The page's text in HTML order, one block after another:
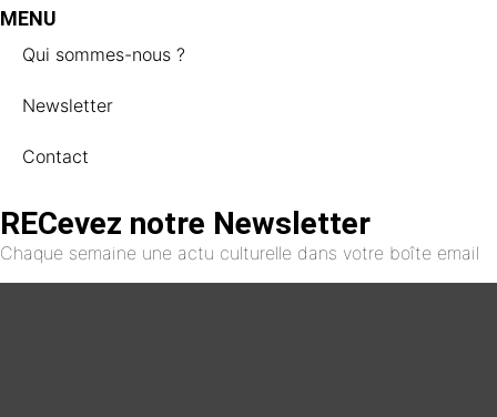
MENU
Qui sommes-nous ?
Newsletter
Contact
RECevez notre Newsletter
Chaque semaine une actu culturelle dans votre boîte email